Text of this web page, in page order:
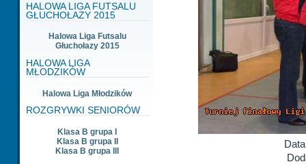
HALOWA LIGA FUTSALU
GŁUCHOŁAZY 2015
Halowa Liga Futsalu
Głuchołazy 2015
HALOWA LIGA
MŁODZIKÓW
Halowa Liga Młodzików
ROZGRYWKI SENIORÓW
Klasa B grupa I
Klasa B grupa II
Klasa B grupa III